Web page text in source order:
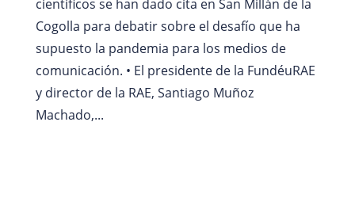
científicos se han dado cita en San Millán de la
Cogolla para debatir sobre el desafío que ha
supuesto la pandemia para los medios de
comunicación. • El presidente de la FundéuRAE
y director de la RAE, Santiago Muñoz
Machado,...